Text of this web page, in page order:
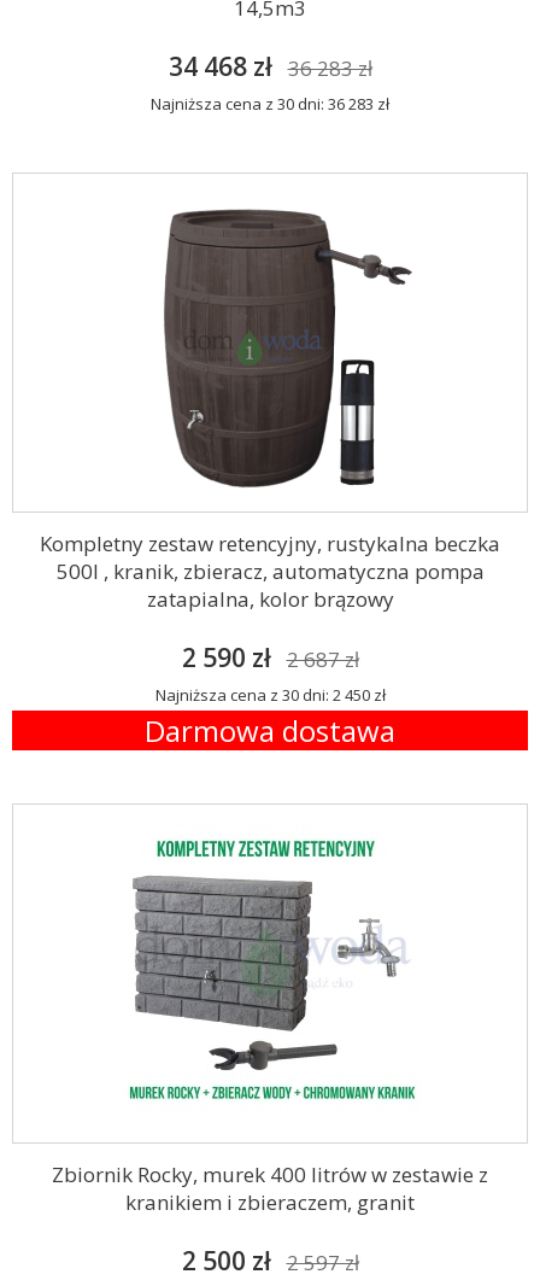
14,5m3
34 468 zł 36 283 zł
Najniższa cena z 30 dni: 36 283 zł
Kompletny zestaw retencyjny, rustykalna beczka
500l , kranik, zbieracz, automatyczna pompa
zatapialna, kolor brązowy
2 590 zł 2 687 zł
Najniższa cena z 30 dni: 2 450 zł
Darmowa dostawa
Zbiornik Rocky, murek 400 litrów w zestawie z
kranikiem i zbieraczem, granit
2 500 zł 2 597 zł